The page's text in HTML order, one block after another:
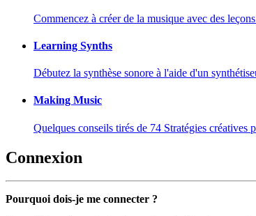
Commencez à créer de la musique avec des
Learning Synths
Débutez la synthèse sonore à l'aide d'un
Making Music
Quelques conseils tirés de 74 Stratégies créatives
Connexion
Pourquoi dois-je me connecter ?